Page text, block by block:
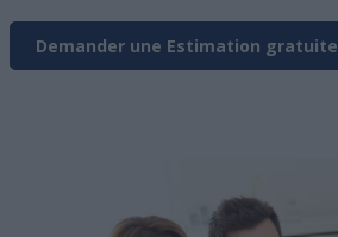
Demander une Estimation gratuite